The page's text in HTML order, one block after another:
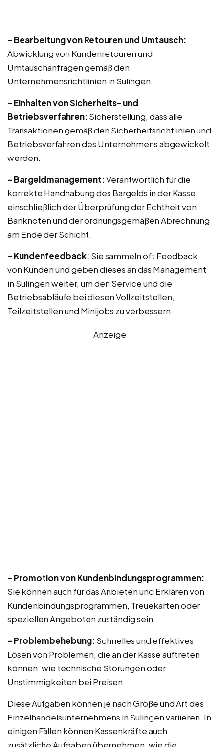
– Bearbeitung von Retouren und Umtausch:
Abwicklung von Kundenretouren und
Umtauschanfragen gemäß den
Unternehmensrichtlinien in Sulingen.
– Einhalten von Sicherheits- und
Betriebsverfahren: Sicherstellung, dass alle
Transaktionen gemäß den Sicherheitsrichtlinien und
Betriebsverfahren des Unternehmens abgewickelt
werden.
– Bargeldmanagement:Verantwortlich für die
korrekte Handhabung des Bargelds in der Kasse,
einschließlich der Überprüfung der Echtheit von
Banknoten und der ordnungsgemäßen Abrechnung
am Ende der Schicht.
– Kundenfeedback: Sie sammeln oft Feedback
von Kunden und geben dieses an das Management
in Sulingen weiter, um den Service und die
Betriebsabläufe bei diesen Vollzeitstellen,
Teilzeitstellen und Minijobs zu verbessern.
Anzeige
– Promotion von Kundenbindungsprogrammen:
Sie können auch für das Anbieten und Erklären von
Kundenbindungsprogrammen, Treuekarten oder
speziellen Angeboten zuständig sein.
– Problembehebung: Schnelles und effektives
Lösen von Problemen, die an der Kasse auftreten
können, wie technische Störungen oder
Unstimmigkeiten bei Preisen.
Diese Aufgaben können je nach Größe und Art des
Einzelhandelsunternehmens in Sulingen variieren. In
einigen Fällen können Kassenkräfte auch
zusätzliche Aufgaben übernehmen, wie die